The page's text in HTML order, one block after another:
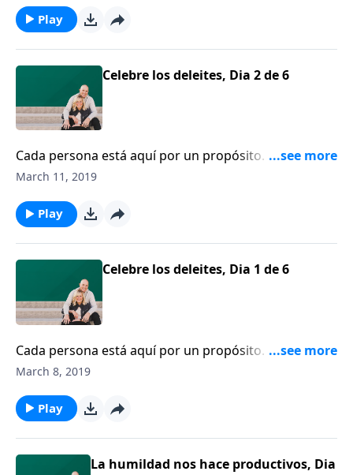
sus talentos naturales para que comience a usar sus
dones para la gloria de Dios.
Play
Celebre los deleites, Dia 2 de 6
Cada persona está aquí por un propósito.
Lamentablemente, muchos de nosotros no sabemos
consejos prácticos para descubrir su pasión.
March 11, 2019
Play
Celebre los deleites, Dia 1 de 6
Cada persona está aquí por un propósito.
Lamentablemente, muchos de nosotros no sabemos
consejos prácticos para descubrir su pasión.
March 8, 2019
Play
La humildad nos hace productivos, Dia